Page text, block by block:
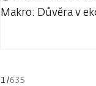
Makro: Důvěra v
1/635